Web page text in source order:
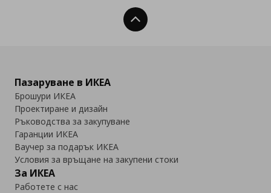
Нагоре
Пазаруване в ИКЕА
Брошури ИКЕА
Проектиране и дизайн
Ръководства за закупуване
Гаранции ИКЕА
Ваучер за подарък ИКЕА
Условия за връщане на закупени стоки
За ИКЕА
Работете с нас